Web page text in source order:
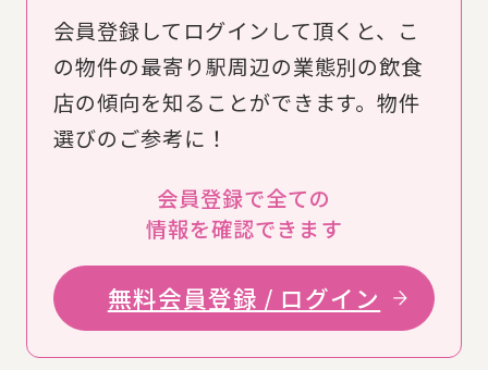
会員登録してログインして頂くと、こ
の物件の最寄り駅周辺の業態別の飲食
店の傾向を知ることができます。物件
選びのご参考に！
会員登録で全ての
情報を確認できます
無料会員登録 / ログイン